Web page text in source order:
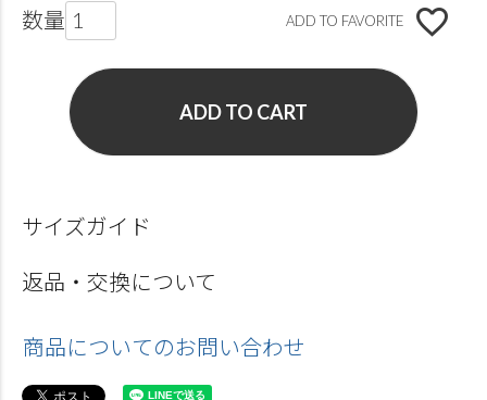
ADD TO FAVORITE
ADD TO CART
サイズガイド
返品・交換について
商品についてのお問い合わせ